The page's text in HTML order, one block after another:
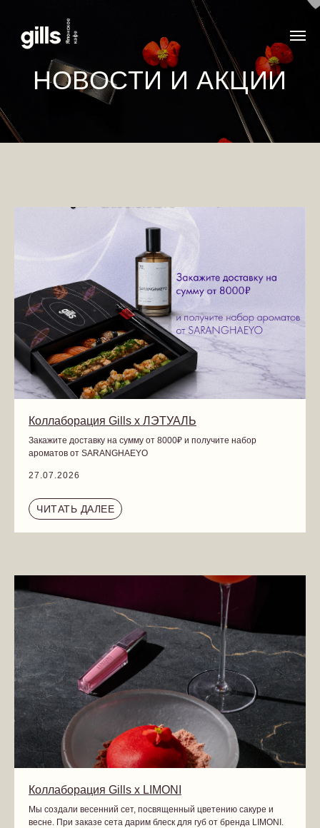
НОВОСТИ И АКЦИИ
Коллаборация Gills x ЛЭТУАЛЬ
Закажите доставку на сумму от 8000₽ и получите набор
ароматов от SARANGHAEYO
27.07.2026
ЧИТАТЬ ДАЛЕЕ
Коллаборация Gills x LIMONI
Мы создали весенний сет, посвященный цветению сакуре и
весне. При заказе сета дарим блеск для губ от бренда LIMONI.